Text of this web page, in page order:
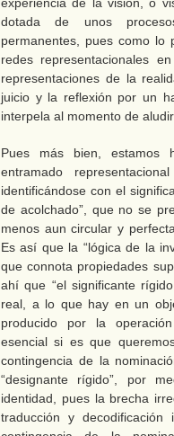
dotada de unos
permanentes, pues como lo
redes representacionales
representaciones de la
juicio y la reflexión por un
interpela al momento de
Pues más bien, estamos
entramado
identificándose con el
de acolchado”, que no se
menos aun circular y
Es así que la “lógica de la
que connota propiedades
ahí que “el significante
real, a lo que hay en un
producido por la
esencial si es que
contingencia de la
“designante rígido”, por
identidad, pues la brecha
traducción y